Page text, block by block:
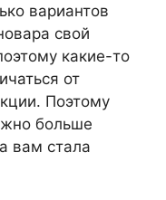
вариантов
свой
какие-то
от
Поэтому
больше
вам стала